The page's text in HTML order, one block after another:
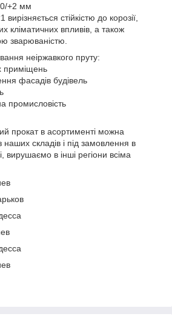
+2 мм
стійкістю до корозії,
кліматичних впливів, а також
зварюваністю.
неіржавкого пруту:
приміщень
фасадів будівель
промисловість
прокат в асортименті можна
наших складів і під замовлення в
вирушаємо в інші регіони всіма